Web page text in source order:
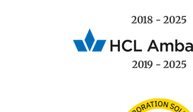
2018 - 2025
2019 - 2025